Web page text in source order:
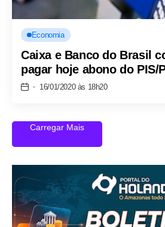
Economia
Caixa e Banco do Brasil
pagar hoje abono do PIS/
16/01/2020 às 18h20
Carregar Mais